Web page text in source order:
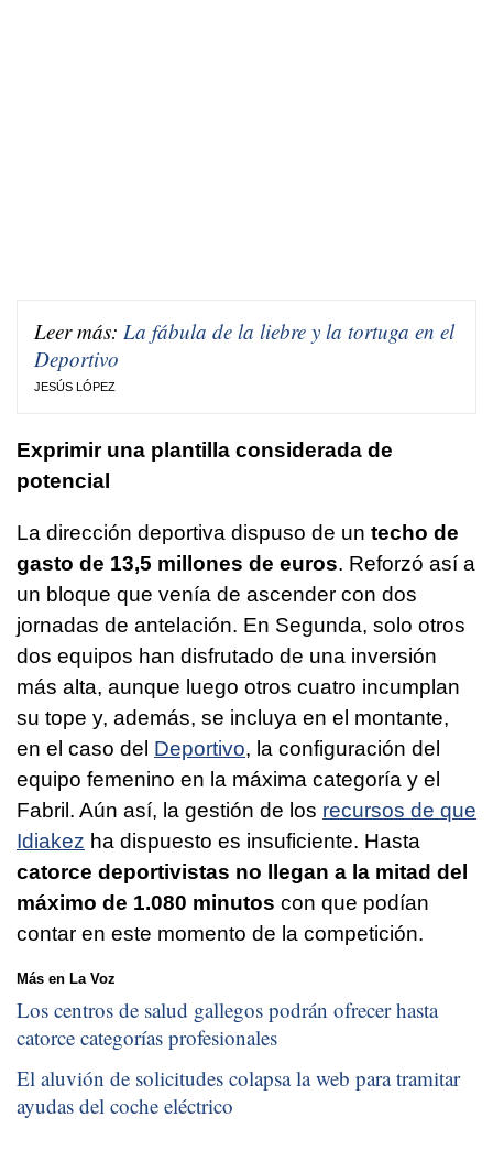
Leer más: La fábula de la liebre y la tortuga en el
Deportivo
JESÚS LÓPEZ
Exprimir una plantilla considerada de
potencial
La dirección deportiva dispuso de un techo de
gasto de 13,5 millones de euros. Reforzó así a
un bloque que venía de ascender con dos
jornadas de antelación. En Segunda, solo otros
dos equipos han disfrutado de una inversión
más alta, aunque luego otros cuatro incumplan
su tope y, además, se incluya en el montante,
en el caso del Deportivo, la configuración del
equipo femenino en la máxima categoría y el
Fabril. Aún así, la gestión de los recursos de que
Idiakez ha dispuesto es insuficiente. Hasta
catorce deportivistas no llegan a la mitad del
máximo de 1.080 minutos con que podían
contar en este momento de la competición.
Más en La Voz
Los centros de salud gallegos podrán ofrecer hasta
catorce categorías profesionales
El aluvión de solicitudes colapsa la web para tramitar
ayudas del coche eléctrico